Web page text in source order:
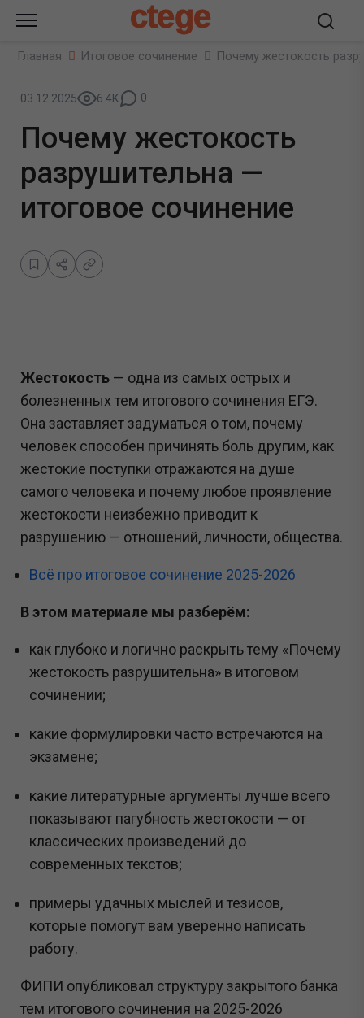
ctege
Главная Итоговое сочинение Почему жестокость
03.12.2025 6.4K 0
Почему жестокость
разрушительна —
итоговое сочинение
Жестокость — одна из самых острых и
болезненных тем итогового сочинения ЕГЭ.
Она заставляет задуматься о том, почему
человек способен причинять боль другим, как
жестокие поступки отражаются на душе
самого человека и почему любое проявление
жестокости неизбежно приводит к
разрушению — отношений, личности, общества.
Всё про итоговое сочинение 2025-2026
В этом материале мы разберём:
как глубоко и логично раскрыть тему «Почему
жестокость разрушительна» в итоговом
сочинении;
какие формулировки часто встречаются на
экзамене;
какие литературные аргументы лучше всего
показывают пагубность жестокости — от
классических произведений до
современных текстов;
примеры удачных мыслей и тезисов,
которые помогут вам уверенно написать
работу.
ФИПИ опубликовал структуру закрытого банка
тем итогового сочинения на 2025-2026